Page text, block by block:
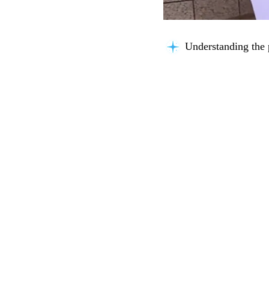
Understanding the